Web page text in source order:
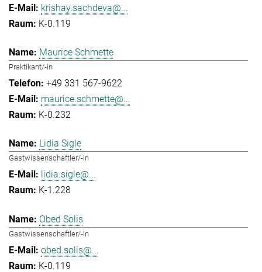
krishay.sachdeva@...
K-0.119
Maurice Schmette
Praktikant/-in
+49 331 567-9622
maurice.schmette@...
K-0.232
Lidia Sigle
Gastwissenschaftler/-in
lidia.sigle@...
K-1.228
Obed Solis
Gastwissenschaftler/-in
obed.solis@...
K-0.119